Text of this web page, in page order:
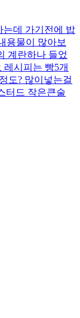
는데 가기전에 밥
용물이 많아보
계란하나 들었
시피는 빵5개
도? 많이넣는걸
터드 작은큰술